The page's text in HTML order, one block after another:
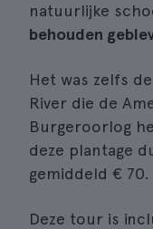
natuurlijke
behouden
Het was zelfs
River die de
Burgeroorlog
deze plantage
gemiddeld € 70.
Deze tour is